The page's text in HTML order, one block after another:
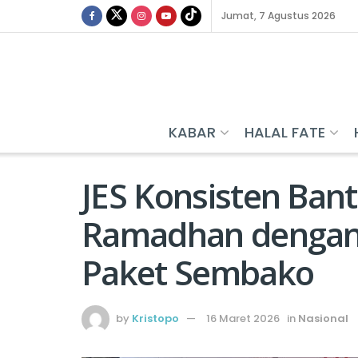
Jumat, 7 Agustus 2026
KABAR HALAL FATE
JES Konsisten
Ramadhan
Paket Sembako
by Kristopo 16 Maret 2026 in Nasional